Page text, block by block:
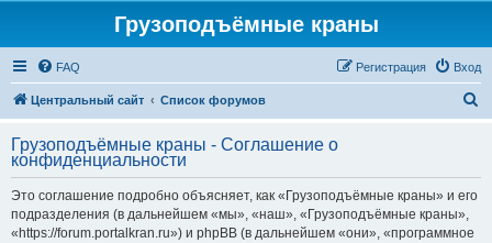
Грузоподъёмные краны
FAQ Вход
Регистрация
Центральный сайт Список форумов
с
Грузоподъёмные краны - Соглашение о
конфиденциальности
Это соглашение подробно объясняет, как «Грузоподъёмные краны» и его
подразделения (в дальнейшем «мы», «наш», «Грузоподъёмные краны»,
«https://forum.portalkran.ru») и phpBB (в дальнейшем «они», «программное